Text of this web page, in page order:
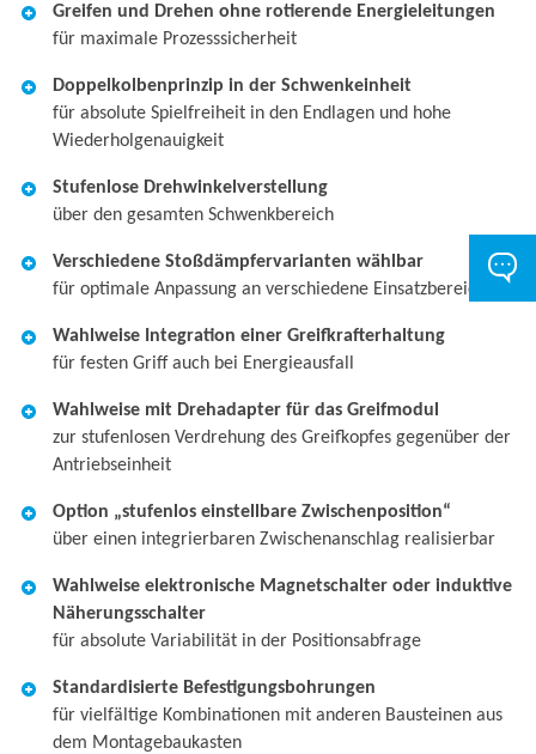
Greifen und Drehen ohne rotierende Energieleitungen
für maximale Prozesssicherheit
Doppelkolbenprinzip in der Schwenkeinheit
für absolute Spielfreiheit in den Endlagen und hohe
Wiederholgenauigkeit
Stufenlose Drehwinkelverstellung
über den gesamten Schwenkbereich
Verschiedene Stoßdämpfervarianten wählbar
für optimale Anpassung an verschiedene Einsatzbereiche
Wahlweise Integration einer Greifkrafterhaltung
für festen Griff auch bei Energieausfall
Wahlweise mit Drehadapter für das Greifmodul
zur stufenlosen Verdrehung des Greifkopfes gegenüber der
Antriebseinheit
Option „stufenlos einstellbare Zwischenposition“
über einen integrierbaren Zwischenanschlag realisierbar
Wahlweise elektronische Magnetschalter oder induktive
Näherungsschalter
für absolute Variabilität in der Positionsabfrage
Standardisierte Befestigungsbohrungen
für vielfältige Kombinationen mit anderen Bausteinen aus
dem Montagebaukasten